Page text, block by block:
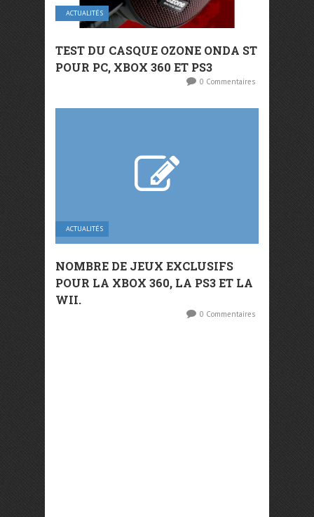
ACTUALITÉS
TEST DU CASQUE OZONE ONDA ST
POUR PC, XBOX 360 ET PS3
0 Commentaires
ACTUALITÉS
NOMBRE DE JEUX EXCLUSIFS
POUR LA XBOX 360, LA PS3 ET LA
WII.
0 Commentaires